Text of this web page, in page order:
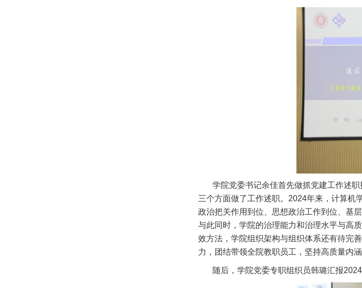
学院党委书记余佳首先做抓党建工作述职
三个方面做了工作述职。2024年来，计算机
政治把关作用到位、思想政治工作到位、基
与此同时，学院的治理能力和治理水平与高
效方法，学院组织架构与组织体系还有待完
力，团结带领全院教职员工，坚持高质量内
随后，学院党委专职组织员韩璐汇报2024